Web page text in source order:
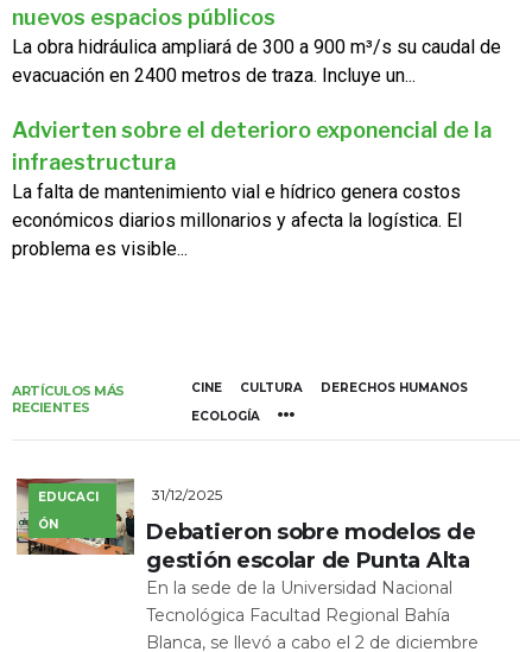
nuevos espacios públicos
La obra hidráulica ampliará de 300 a 900 m³/s su caudal de
evacuación en 2400 metros de traza. Incluye un...
Advierten sobre el deterioro exponencial de la
infraestructura
La falta de mantenimiento vial e hídrico genera costos
económicos diarios millonarios y afecta la logística. El
problema es visible...
ARTÍCULOS MÁS
RECIENTES
CINE CULTURA
DERECHOS HUMANOS
ECOLOGÍA
EDUCACI
ÓN
31/12/2025
Debatieron sobre modelos de
gestión escolar de Punta Alta
En la sede de la Universidad Nacional
Tecnológica Facultad Regional Bahía
Blanca, se llevó a cabo el 2 de diciembre